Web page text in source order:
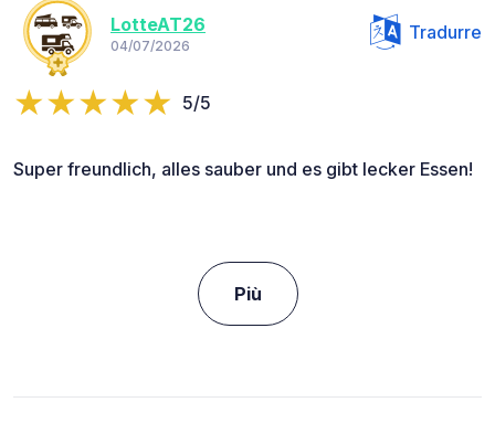
LotteAT26
04/07/2026
Tradurre
5/5
Super freundlich, alles sauber und es gibt lecker Essen!
Più